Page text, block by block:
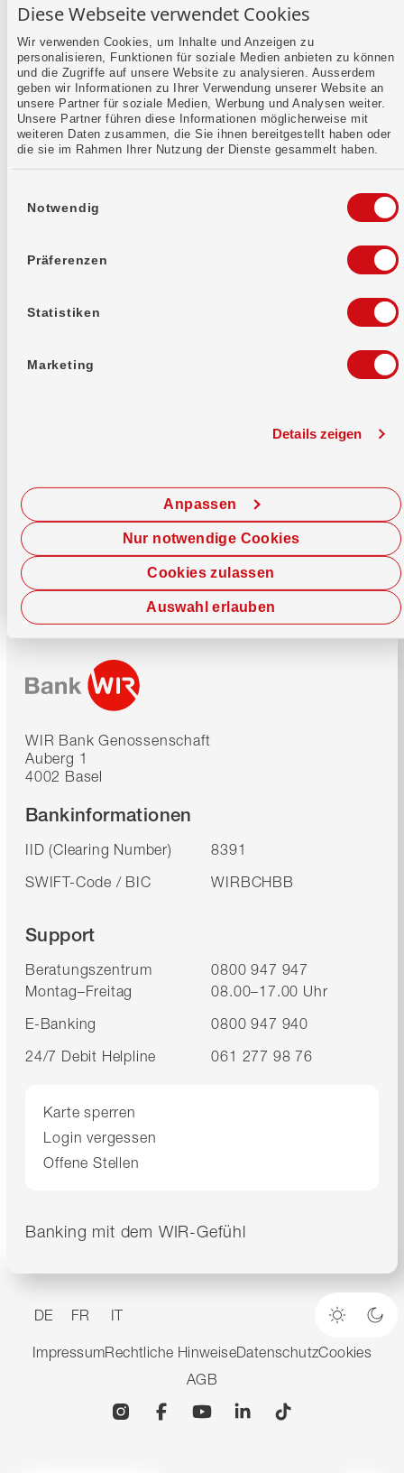
Diese Webseite verwendet Cookies
Wir verwenden Cookies, um Inhalte und Anzeigen zu
personalisieren, Funktionen für soziale Medien anbieten zu können
und die Zugriffe auf unsere Website zu analysieren. Ausserdem
geben wir Informationen zu Ihrer Verwendung unserer Website an
unsere Partner für soziale Medien, Werbung und Analysen weiter.
Unsere Partner führen diese Informationen möglicherweise mit
weiteren Daten zusammen, die Sie ihnen bereitgestellt haben oder
die sie im Rahmen Ihrer Nutzung der Dienste gesammelt haben.
Notwendig
Präferenzen
Statistiken
Marketing
Details zeigen
Cookies zulassen
Anpassen
Auswahl erlauben
Nur notwendige Cookies
Mehr erfahren
Kontaktformular
Jetzt chatten
WIR Bank Genossenschaft
Auberg 1
4002 Basel
Bankinformationen
IID (Clearing Number)
8391
SWIFT-Code / BIC
WIRBCHBB
Support
Beratungszentrum
0800 947 947
Montag–Freitag
08.00–17.00 Uhr
E-Banking
0800 947 940
24/7 Debit Helpline
061 277 98 76
Karte sperren
Login vergessen
Offene Stellen
Banking mit dem WIR-Gefühl
DE FR IT
Heller
ImpressumRechtliche HinweiseDatenschutzCookies
AGB
InstagramFacebookYouTubeLinkedin